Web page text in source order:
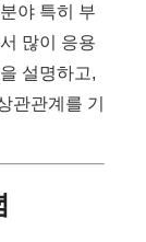
야 특히 부
많이 응용
설명하고,
관관계를 기